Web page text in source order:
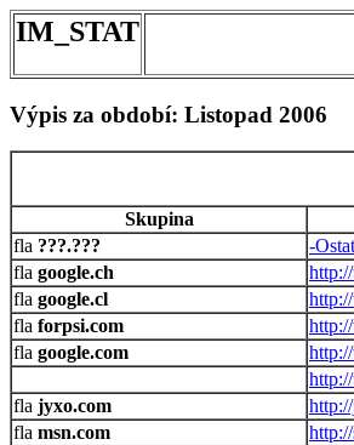
IM_STAT
Výpis za období: Listopad 2006
Skupina
???.???
-
google.ch
google.cl
forpsi.com
google.com
jyxo.com
msn.com